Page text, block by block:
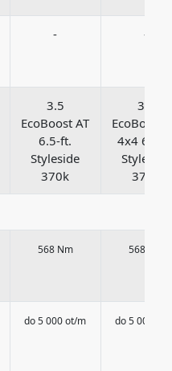
- -
3.5
EcoBoost AT
6.5-ft.
Styleside
370k
3.5
EcoBoost
4x4 6.5-
Styleside
370k
568 Nm 568 Nm
do 5 000 ot/m do 5 000 ot/